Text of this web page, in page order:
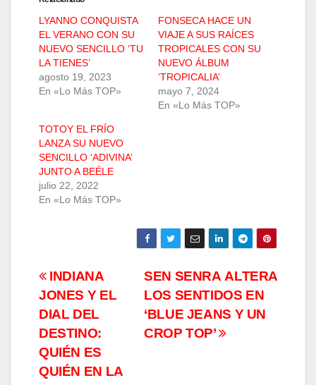
LYANNO CONQUISTA
EL VERANO CON SU
NUEVO SENCILLO ‘TU
LA TIENES’
agosto 19, 2023
En «Lo Más TOP»
FONSECA HACE UN
VIAJE A SUS RAÍCES
TROPICALES CON SU
NUEVO ÁLBUM
’TROPICALIA’
mayo 7, 2024
En «Lo Más TOP»
TOTOY EL FRÍO
LANZA SU NUEVO
SENCILLO ‘ADIVINA’
JUNTO A BEÉLE
julio 22, 2022
En «Lo Más TOP»
Navegación
de
entradas
SEN SENRA ALTERA
LOS SENTIDOS EN
‘BLUE JEANS Y UN
CROP TOP’
INDIANA
JONES Y EL
DIAL DEL
DESTINO:
QUIÉN ES
QUIÉN EN LA